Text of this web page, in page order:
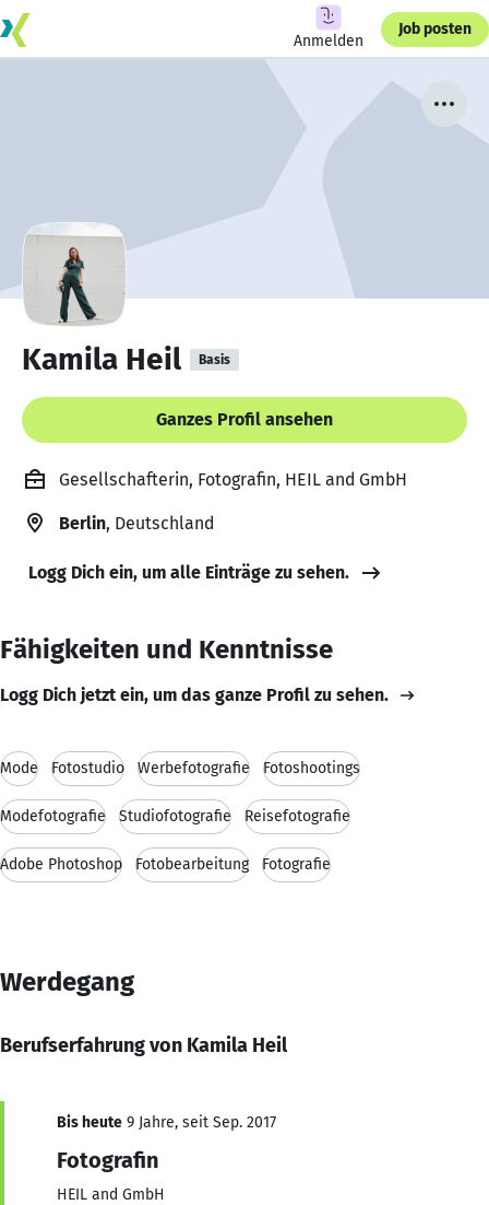
Anmelden
Job posten
Kamila Heil Basis
Ganzes Profil ansehen
Gesellschafterin, Fotografin, HEIL and GmbH
Berlin, Deutschland
Logg Dich ein, um alle Einträge zu sehen.
Fähigkeiten und Kenntnisse
Logg Dich jetzt ein, um das ganze Profil zu sehen.
Mode Fotostudio Werbefotografie Fotoshootings
Modefotografie Studiofotografie Reisefotografie
Adobe Photoshop Fotobearbeitung Fotografie
Werdegang
Berufserfahrung von Kamila Heil
Bis heute 9 Jahre, seit Sep. 2017
Fotografin
HEIL and GmbH